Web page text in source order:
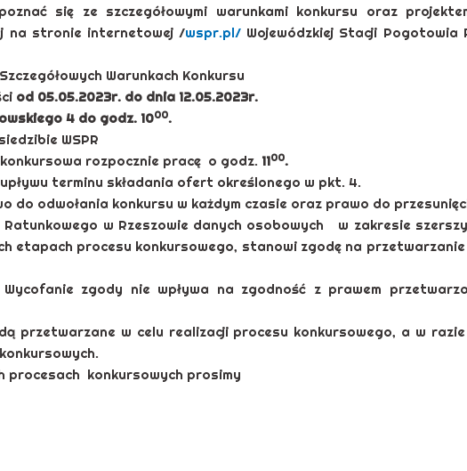
się ze szczegółowymi warunkami konkursu oraz
na stronie internetowej /wspr.pl/ Wojewódzkiej Stacji Pogotowia
Warunkach Konkursu
od 05.05.2023r. do dnia 12.05.2023r.
4 do godz. 1000.
WSPR
rozpocznie pracę o godz. 1100.
terminu składania ofert określonego w pkt. 4.
do odwołania konkursu w każdym czasie oraz prawo do
w Rzeszowie danych osobowych w zakresie
etapach procesu konkursowego, stanowi zgodę na przetwarzanie
zgody nie wpływa na zgodność z prawem
przetwarzane w celu realizacji procesu konkursowego, a w
procesach konkursowych prosimy